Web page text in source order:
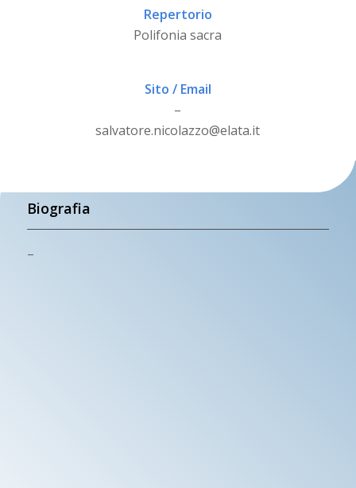
Repertorio
Polifonia sacra
Sito / Email
–
salvatore.nicolazzo@elata.it
Biografia
–